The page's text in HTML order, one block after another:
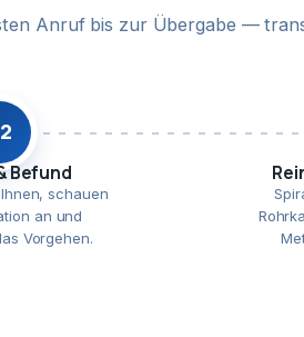
Anruf bis zur Übergabe —
Befund
schauen
an und
Vorgehen.